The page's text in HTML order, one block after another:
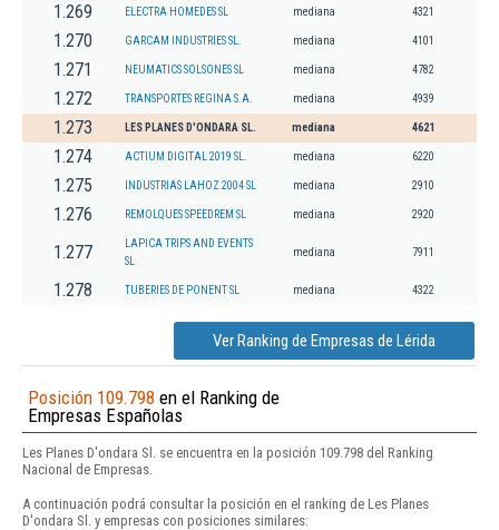
1.269 ELECTRA HOMEDES SL mediana 4321
1.270 GARCAM INDUSTRIES SL. mediana 4101
1.271 NEUMATICS SOLSONES SL mediana 4782
1.272 TRANSPORTES REGINA S.A. mediana 4939
1.273 LES PLANES D'ONDARA SL. mediana 4621
1.274 ACTIUM DIGITAL 2019 SL. mediana 6220
1.275 INDUSTRIAS LAHOZ 2004 SL mediana 2910
1.276 REMOLQUES SPEEDREM SL mediana 2920
1.277
LAPICA TRIPS AND EVENTS
SL
mediana 7911
1.278 TUBERIES DE PONENT SL mediana 4322
Ver Ranking de Empresas de Lérida
Posición 109.798 en el Ranking de
Empresas Españolas
Les Planes D'ondara Sl. se encuentra en la posición 109.798 del Ranking
Nacional de Empresas.
A continuación podrá consultar la posición en el ranking de Les Planes
D'ondara Sl. y empresas con posiciones similares: